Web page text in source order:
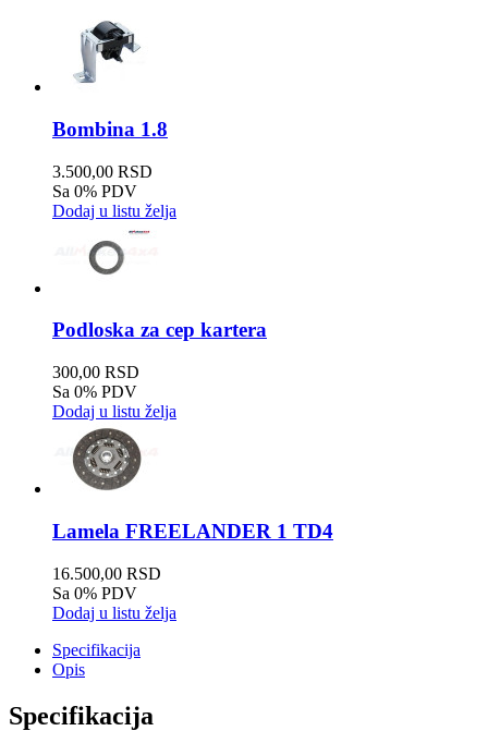
Bombina 1.8
3.500,00 RSD
Sa 0% PDV
Dodaj u listu želja
Podloska za cep kartera
300,00 RSD
Sa 0% PDV
Dodaj u listu želja
Lamela FREELANDER 1 TD4
16.500,00 RSD
Sa 0% PDV
Dodaj u listu želja
Specifikacija
Opis
Specifikacija